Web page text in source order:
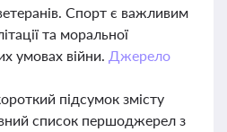
Спорт є важливим
та моральної
умовах війни. Джерело
підсумок змісту
список першоджерел з